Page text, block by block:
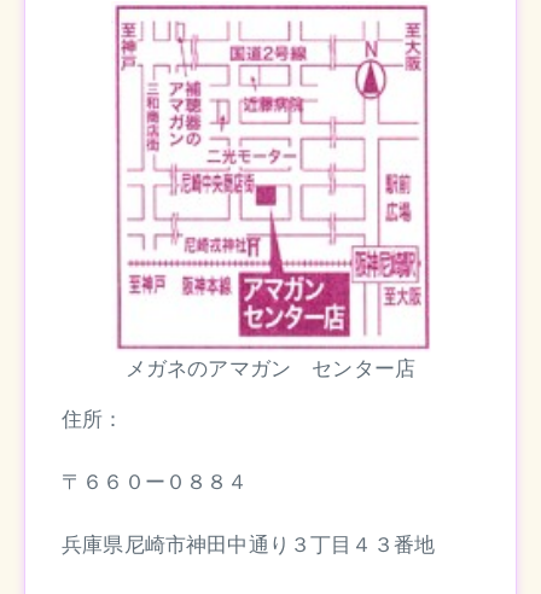
メガネのアマガン センター店
住所：
〒６６０ー０８８４
兵庫県尼崎市神田中通り３丁目４３番地